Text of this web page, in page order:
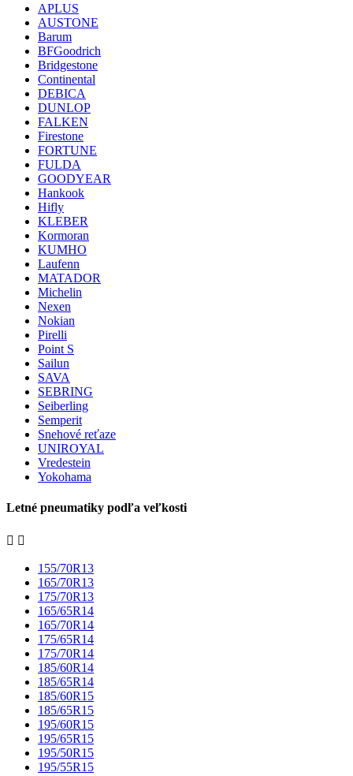
APLUS
AUSTONE
Barum
BFGoodrich
Bridgestone
Continental
DEBICA
DUNLOP
FALKEN
Firestone
FORTUNE
FULDA
GOODYEAR
Hankook
Hifly
KLEBER
Kormoran
KUMHO
Laufenn
MATADOR
Michelin
Nexen
Nokian
Pirelli
Point S
Sailun
SAVA
SEBRING
Seiberling
Semperit
Snehové reťaze
UNIROYAL
Vredestein
Yokohama
Letné pneumatiky podľa veľkosti
 
155/70R13
165/70R13
175/70R13
165/65R14
165/70R14
175/65R14
175/70R14
185/60R14
185/65R14
185/60R15
185/65R15
195/60R15
195/65R15
195/50R15
195/55R15